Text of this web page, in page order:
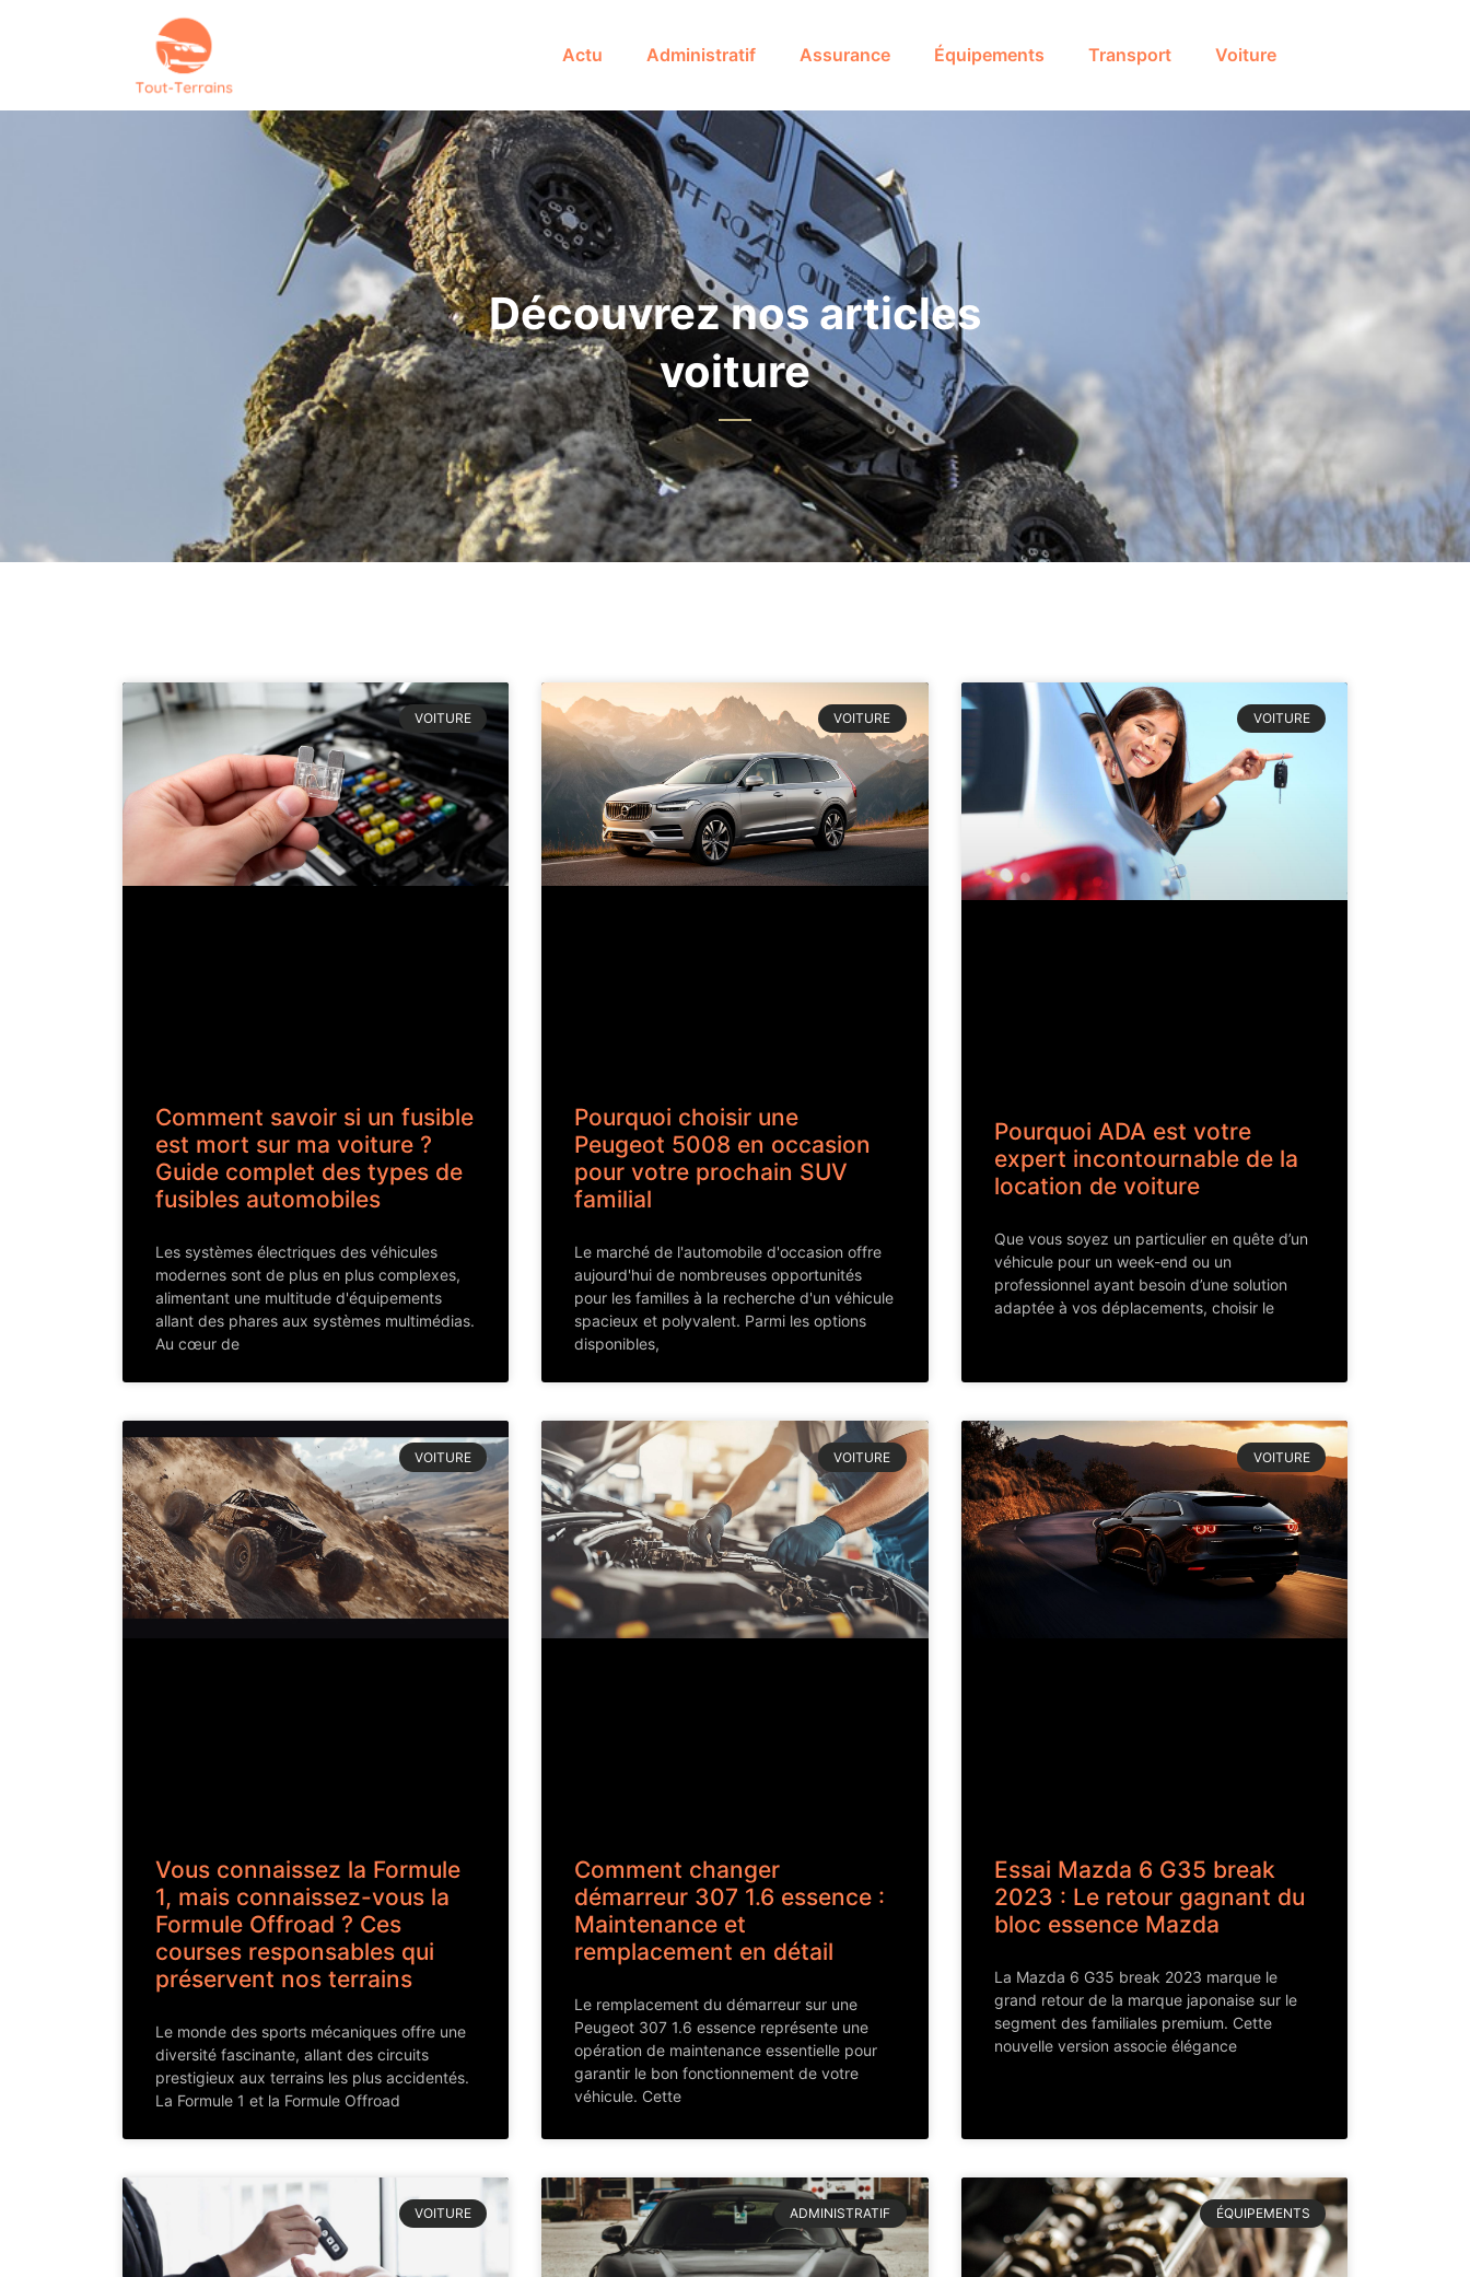
Actu Administratif Assurance Équipements Transport Voiture
Découvrez nos articles
voiture
VOITURE
Comment savoir si un fusible
est mort sur ma voiture ?
Guide complet des types de
fusibles automobiles
Les systèmes électriques des véhicules
modernes sont de plus en plus complexes,
alimentant une multitude d'équipements
allant des phares aux systèmes multimédias.
Au cœur de
VOITURE
Pourquoi choisir une
Peugeot 5008 en occasion
pour votre prochain SUV
familial
Le marché de l'automobile d'occasion offre
aujourd'hui de nombreuses opportunités
pour les familles à la recherche d'un véhicule
spacieux et polyvalent. Parmi les options
disponibles,
VOITURE
Pourquoi ADA est votre
expert incontournable de la
location de voiture
Que vous soyez un particulier en quête d’un
véhicule pour un week-end ou un
professionnel ayant besoin d’une solution
adaptée à vos déplacements, choisir le
VOITURE
Vous connaissez la Formule
1, mais connaissez-vous la
Formule Offroad ? Ces
courses responsables qui
préservent nos terrains
Le monde des sports mécaniques offre une
diversité fascinante, allant des circuits
prestigieux aux terrains les plus accidentés.
La Formule 1 et la Formule Offroad
VOITURE
Comment changer
démarreur 307 1.6 essence :
Maintenance et
remplacement en détail
Le remplacement du démarreur sur une
Peugeot 307 1.6 essence représente une
opération de maintenance essentielle pour
garantir le bon fonctionnement de votre
véhicule. Cette
VOITURE
Essai Mazda 6 G35 break
2023 : Le retour gagnant du
bloc essence Mazda
La Mazda 6 G35 break 2023 marque le
grand retour de la marque japonaise sur le
segment des familiales premium. Cette
nouvelle version associe élégance
VOITURE ADMINISTRATIF ÉQUIPEMENTS